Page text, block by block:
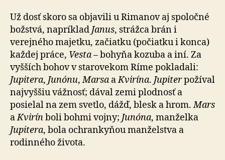
Už dosť skoro sa objavili u Rimanov aj spoločné
božstvá, napríklad Janus, strážca brán i
verejného majetku, začiatku (počiatku i konca)
každej práce, Vesta– bohyňa kozuba a iní. Za
vyšších bohov v starovekom Ríme pokladali:
Jupitera, Junónu,Marsa aKvirína. Jupiterpožíval
najvyššiu vážnosť; dával zemi plodnosť a
posielal na zem svetlo, dážď, blesk a hrom.Mars
aKvirínboli bohmi vojny; Junóna, manželka
Jupitera, bola ochrankyňou manželstva a
rodinného života.